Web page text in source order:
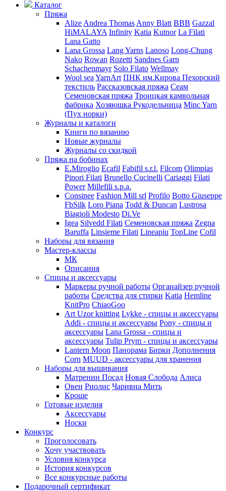
Каталог
Пряжа
Alize Andrea Thomas Anny Blatt BBB Gazzal
HiMALAYA Infinity Katia Kutnor La Filati
Lana Gatto
Lana Grossa Lang Yarns Lanoso Long-Chung
Nako Rowan Rozetti Sandnes Garn
Schachenmayr Solo Filato Wellmay
Wool sea YarnArt ПНК им.Кирова Пехорский
текстиль Рассказовская пряжа Сеам
Семеновская пряжа Троицкая камвольная
фабрика Хозяюшка Рукодельница Minc Yarn
(Пух норки)
Журналы и каталоги
Книги по вязанию
Новые журналы
Журналы со скидкой
Пряжа на бобинах
E.Miroglio Ecafil Fabifil s.r.l. Filcom Olimpias
Pinori Filati Brunello Cucinelli Cariaggi Filati
Power Millefili s.p.a.
Consinee Fashion Mill srl Profilo Botto Giuseppe
FbSilk Loro Piana Todd & Duncan Lustrosa
Biagioli Modesto Di.Ve
Igea Silvedd Filati Семеновская пряжа Zegna
Baruffa Linsieme Filati Lineapiu TopLine Cofil
Наборы для вязания
Мастер-классы
МК
Описания
Спицы и аксессуары
Маркеры ручной работы Органайзер ручной
работы Средства для стирки Katia Hemline
KnitPro ChiaoGoo
Art Uzor knitting Lykke - спицы и аксессуары
Addi - спицы и аксессуары Pony - спицы и
аксессуары Lana Grossa - спицы и
аксессуары Tulip Prym - спицы и аксессуары
Lantern Moon Панорама Бирки Дополнения
Corn MUUD - аксессуары для хранения
Наборы для вышивания
Матренин Посад Новая Слобода Алиса
Овен Риолис Чаривна Мить
Кроше
Готовые изделия
Аксессуары
Носки
Конкурс
Проголосовать
Хочу участвовать
Условия конкурса
История конкурсов
Все конкурсные работы
Подарочный сертификат